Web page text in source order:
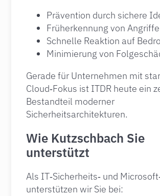
Prävention durch sichere
Früherkennung von
Schnelle Reaktion auf
Minimierung von
Gerade für Unternehmen mit
Cloud‑Fokus ist ITDR heute ein
Bestandteil moderner
Sicherheitsarchitekturen.
Wie Kutzschbach Sie
unterstützt
Als IT‑Sicherheits‑ und
unterstützen wir Sie bei: